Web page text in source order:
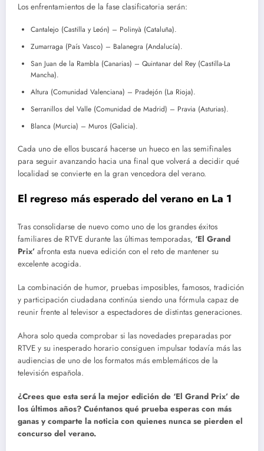
Los enfrentamientos de la fase clasificatoria serán:
Cantalejo (Castilla y León) – Polinyà (Cataluña).
Zumarraga (País Vasco) – Balanegra (Andalucía).
San Juan de la Rambla (Canarias) – Quintanar del Rey (Castilla-La
Mancha).
Altura (Comunidad Valenciana) – Pradejón (La Rioja).
Serranillos del Valle (Comunidad de Madrid) – Pravia (Asturias).
Blanca (Murcia) – Muros (Galicia).
Cada uno de ellos buscará hacerse un hueco en las semifinales
para seguir avanzando hacia una final que volverá a decidir qué
localidad se convierte en la gran vencedora del verano.
El regreso más esperado del verano en La 1
Tras consolidarse de nuevo como uno de los grandes éxitos
familiares de RTVE durante las últimas temporadas, ‘El Grand
Prix’ afronta esta nueva edición con el reto de mantener su
excelente acogida.
La combinación de humor, pruebas imposibles, famosos, tradición
y participación ciudadana continúa siendo una fórmula capaz de
reunir frente al televisor a espectadores de distintas generaciones.
Ahora solo queda comprobar si las novedades preparadas por
RTVE y su inesperado horario consiguen impulsar todavía más las
audiencias de uno de los formatos más emblemáticos de la
televisión española.
¿Crees que esta será la mejor edición de ‘El Grand Prix’ de
los últimos años? Cuéntanos qué prueba esperas con más
ganas y comparte la noticia con quienes nunca se pierden el
concurso del verano.